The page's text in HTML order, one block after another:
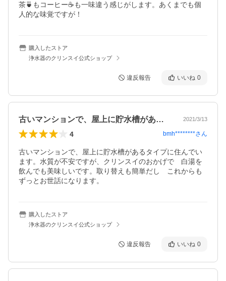
茶🍵もコーヒー☕️も一味違う感じがします。あくまでも個
人的な味覚ですが！
購入したストア
浄水器のクリンスイ公式ショップ
違反報告 いいね 0
古いマンションで、屋上に貯水槽があるタ… 2021/3/13
4 bmh********さん
古いマンションで、屋上に貯水槽があるタイプに住んでい
ます。水質が不安ですが、クリンスイのおかげで　白湯を
飲んでも美味しいです。取り替えも簡単だし　これからも
ずっとお世話になります。
購入したストア
浄水器のクリンスイ公式ショップ
違反報告 いいね 0